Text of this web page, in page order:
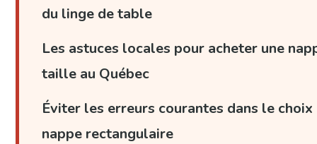
du linge de table
Les astuces locales pour acheter une
taille au Québec
Éviter les erreurs courantes dans le
nappe rectangulaire